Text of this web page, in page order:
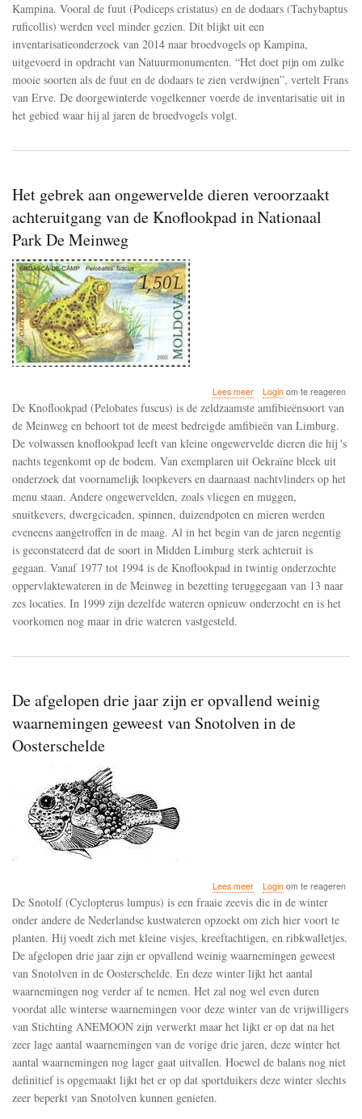
de
meest
waarschijnlijke
oorzaak
van
het
verdwijnen
en
natuurgebied
Kampina
Kampina. Vooral de fuut (Podiceps cristatus) en de dodaars (Tachybaptus
ruficollis) werden veel minder gezien. Dit blijkt uit een
inventarisatieonderzoek van 2014 naar broedvogels op Kampina,
uitgevoerd in opdracht van Natuurmonumenten. “Het doet pijn om zulke
mooie soorten als de fuut en de dodaars te zien verdwijnen”, vertelt Frans
van Erve. De doorgewinterde vogelkenner voerde de inventarisatie uit in
het gebied waar hij al jaren de broedvogels volgt.
Het gebrek aan ongewervelde dieren veroorzaakt
achteruitgang van de Knoflookpad in Nationaal
Park De Meinweg
Lees meerover
Het
aan
ongewervelde
dieren
veroorzaakt
achteruitgang
van
de
Knoflookpad
Nationaal
Park
De
Meinweg
Loginom te reageren
De Knoflookpad (Pelobates fuscus) is de zeldzaamste amfibieënsoort van
de Meinweg en behoort tot de meest bedreigde amfibieën van Limburg.
De volwassen knoflookpad leeft van kleine ongewervelde dieren die hij 's
nachts tegenkomt op de bodem. Van exemplaren uit Oekraïne bleek uit
onderzoek dat voornamelijk loopkevers en daarnaast nachtvlinders op het
menu staan. Andere ongewervelden, zoals vliegen en muggen,
snuitkevers, dwergcicaden, spinnen, duizendpoten en mieren werden
eveneens aangetroffen in de maag. Al in het begin van de jaren negentig
is geconstateerd dat de soort in Midden Limburg sterk achteruit is
gegaan. Vanaf 1977 tot 1994 is de Knoflookpad in twintig onderzochte
oppervlaktewateren in de Meinweg in bezetting teruggegaan van 13 naar
zes locaties. In 1999 zijn dezelfde wateren opnieuw onderzocht en is het
voorkomen nog maar in drie wateren vastgesteld.
De afgelopen drie jaar zijn er opvallend weinig
waarnemingen geweest van Snotolven in de
Oosterschelde
Lees meerover
De
drie
jaar
zijn
opvallend
weinig
waarnemingen
geweest
Snotolven
in
de
Loginom te reageren
De Snotolf (Cyclopterus lumpus) is een fraaie zeevis die in de winter
onder andere de Nederlandse kustwateren opzoekt om zich hier voort te
planten. Hij voedt zich met kleine visjes, kreeftachtigen, en ribkwalletjes.
De afgelopen drie jaar zijn er opvallend weinig waarnemingen geweest
van Snotolven in de Oosterschelde. En deze winter lijkt het aantal
waarnemingen nog verder af te nemen. Het zal nog wel even duren
voordat alle winterse waarnemingen voor deze winter van de vrijwilligers
van Stichting ANEMOON zijn verwerkt maar het lijkt er op dat na het
zeer lage aantal waarnemingen van de vorige drie jaren, deze winter het
aantal waarnemingen nog lager gaat uitvallen. Hoewel de balans nog niet
definitief is opgemaakt lijkt het er op dat sportduikers deze winter slechts
zeer beperkt van Snotolven kunnen genieten.